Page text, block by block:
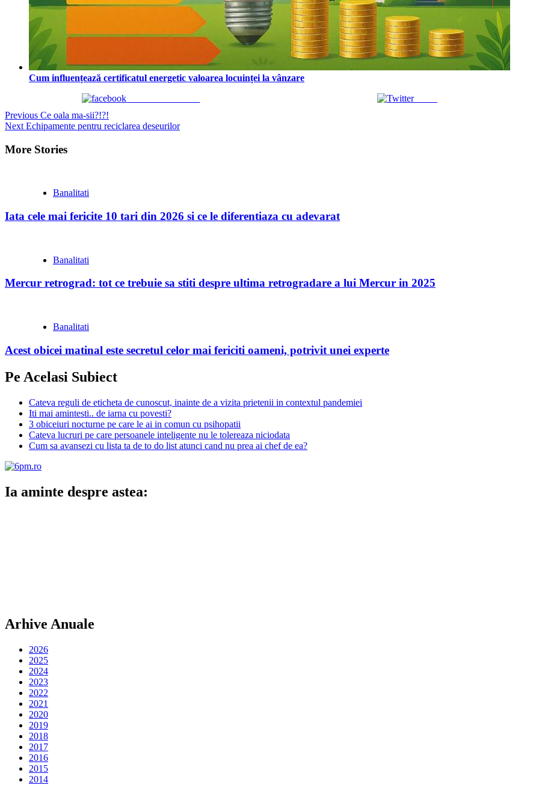
Cum influențează certificatul energetic valoarea locuinței la vânzare
Tweet
Continue
Reading
Previous Ce oala ma-sii?!?!
Next Echipamente pentru reciclarea deseurilor
More Stories
Banalitati
Iata cele mai fericite 10 tari din 2026 si ce le diferentiaza cu adevarat
Banalitati
Mercur retrograd: tot ce trebuie sa stiti despre ultima retrogradare a lui Mercur in 2025
Banalitati
Acest obicei matinal este secretul celor mai fericiti oameni, potrivit unei experte
Pe Acelasi Subiect
Cateva reguli de eticheta de cunoscut, inainte de a vizita prietenii in contextul pandemiei
Iti mai amintesti.. de iarna cu povesti?
3 obiceiuri nocturne pe care le ai in comun cu psihopatii
Cateva lucruri pe care persoanele inteligente nu le tolereaza niciodata
Cum sa avansezi cu lista ta de to do list atunci cand nu prea ai chef de ea?
Ia aminte despre astea:
Arhive Anuale
2026
2025
2024
2023
2022
2021
2020
2019
2018
2017
2016
2015
2014